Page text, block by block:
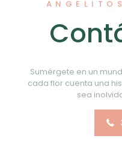
Sumérgete en un
cada flor cuenta una
sea